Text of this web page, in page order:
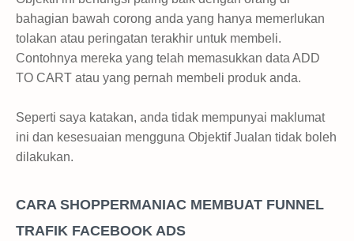
bahagian bawah corong anda yang hanya memerlukan
tolakan atau peringatan terakhir untuk membeli.
Contohnya mereka yang telah memasukkan data ADD
TO CART atau yang pernah membeli produk anda.
Seperti saya katakan, anda tidak mempunyai maklumat
ini dan kesesuaian mengguna Objektif Jualan tidak boleh
dilakukan.
CARA SHOPPERMANIAC MEMBUAT FUNNEL
TRAFIK FACEBOOK ADS